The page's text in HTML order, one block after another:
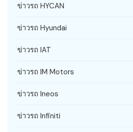
ข่าวรถ HYCAN
ข่าวรถ Hyundai
ข่าวรถ IAT
ข่าวรถ IM Motors
ข่าวรถ Ineos
ข่าวรถ Infiniti